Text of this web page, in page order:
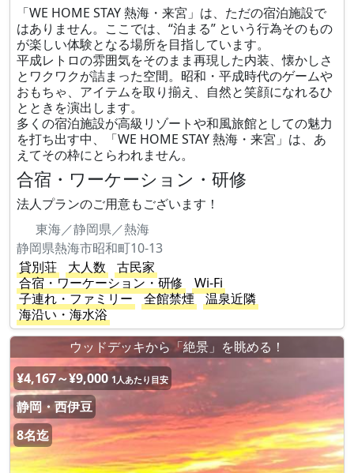
「WE HOME STAY 熱海・来宮」は、ただの宿泊施設で
はありません。ここでは、“泊まる” という行為そのもの
が楽しい体験となる場所を目指しています。
平成レトロの雰囲気をそのまま再現した内装、懐かしさ
とワクワクが詰まった空間。昭和・平成時代のゲームや
おもちゃ、アイテムを取り揃え、自然と笑顔になれるひ
とときを演出します。
多くの宿泊施設が高級リゾートや和風旅館としての魅力
を打ち出す中、「WE HOME STAY 熱海・来宮」は、あ
えてその枠にとらわれません。
合宿・ワーケーション・研修
法人プランのご用意もございます！
東海／静岡県／熱海
静岡県熱海市昭和町10-13
貸別荘
大人数
古民家
合宿・ワーケーション・研修
Wi-Fi
子連れ・ファミリー
全館禁煙
温泉近隣
海沿い・海水浴
ウッドデッキから「絶景」を眺める！
¥4,167～¥9,000 1人あたり目安
静岡・西伊豆
8名迄